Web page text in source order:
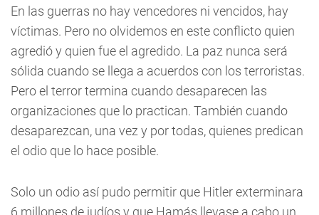
En las guerras no hay vencedores ni vencidos, hay
víctimas. Pero no olvidemos en este conflicto quien
agredió y quien fue el agredido. La paz nunca será
sólida cuando se llega a acuerdos con los terroristas.
Pero el terror termina cuando desaparecen las
organizaciones que lo practican. También cuando
desaparezcan, una vez y por todas, quienes predican
el odio que lo hace posible.
Solo un odio así pudo permitir que Hitler exterminara
6 millones de judíos y que Hamás llevase a cabo un